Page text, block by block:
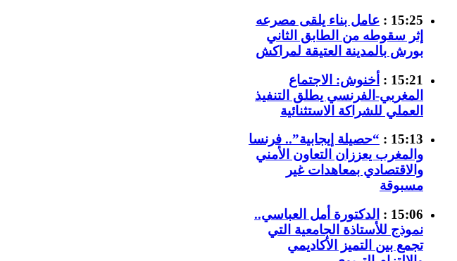
15:25 :
عامل بناء يلقى مصرعه
إثر سقوطه من الطابق الثاني
بورش بالمدينة العتيقة لمراكش
15:21 :
أخنوش: الاجتماع
المغربي-الفرنسي يطلق التنفيذ
العملي للشراكة الاستثنائية
15:13 :
“حصيلة إيجابية”.. فرنسا
والمغرب يعززان التعاون الأمني
والاقتصادي بمعاهدات غير
مسبوقة
15:06 :
الدكتورة أمل العباسي..
نموذج للأستاذة الجامعية التي
تجمع بين التميز الأكاديمي